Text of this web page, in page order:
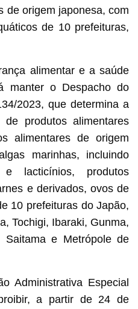
de origem japonesa, com
de 10 prefeituras,
alimentar e a saúde
manter o Despacho do
2023, que determina a
produtos alimentares
alimentares de origem
marinhas, incluindo
lacticínios, produtos
e derivados, ovos de
10 prefeituras do Japão,
Tochigi, Ibaraki, Gunma,
Saitama e Metrópole de
Administrativa Especial
a partir de 24 de